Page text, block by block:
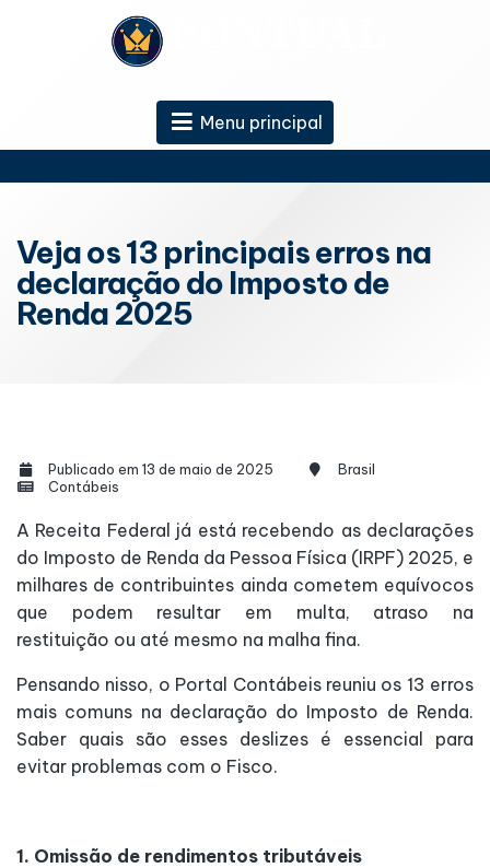
Menu principal
Veja os 13 principais erros na
declaração do Imposto de
Renda 2025
Publicado em 13 de maio de 2025
Brasil
Contábeis
A Receita Federal já está recebendo as declarações
do Imposto de Renda da Pessoa Física (IRPF) 2025, e
milhares de contribuintes ainda cometem equívocos
que podem resultar em multa, atraso na
restituição ou até mesmo na malha fina.
Pensando nisso, o Portal Contábeis reuniu os 13 erros
mais comuns na declaração do Imposto de Renda.
Saber quais são esses deslizes é essencial para
evitar problemas com o Fisco.
1. Omissão de rendimentos tributáveis